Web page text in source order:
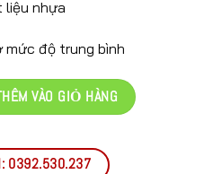
liệu nhựa
mức độ trung bình
VÀO GIỎ HÀNG
0392.530.237